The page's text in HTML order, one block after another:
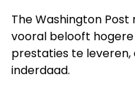
The Washington
vooral belooft
prestaties te
inderdaad.